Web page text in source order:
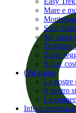
Mare e
Soul
Sui passi
Trekking
Zaino
S-low
Chi siamo
Le nostre
Il nostro
La
Info e